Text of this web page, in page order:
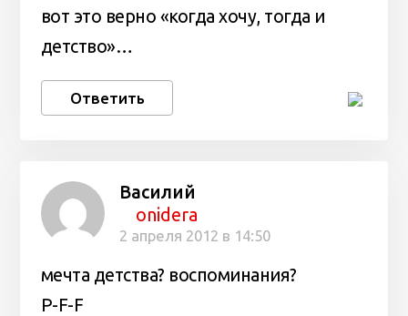
вот это верно «когда хочу, тогда и
детство»…
Ответить
Василий
onidera
2 апреля 2012 в 14:50
мечта детства? воспоминания?
P-F-F